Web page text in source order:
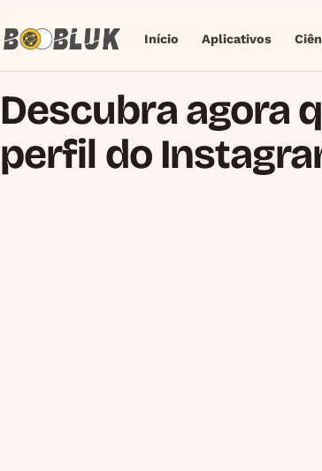
Início Aplicativos
Descubra agora
perfil do